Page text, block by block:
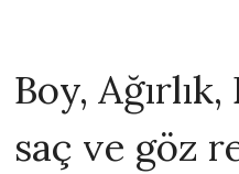
Boy,
saç ve göz